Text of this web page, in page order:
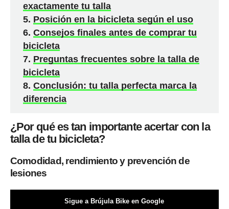
exactamente tu talla
Posición en la bicicleta según el uso
Consejos finales antes de comprar tu
bicicleta
Preguntas frecuentes sobre la talla de
bicicleta
Conclusión: tu talla perfecta marca la
diferencia
¿Por qué es tan importante acertar con la
talla de tu bicicleta?
Comodidad, rendimiento y prevención de
lesiones
Sigue a Brújula Bike en Google